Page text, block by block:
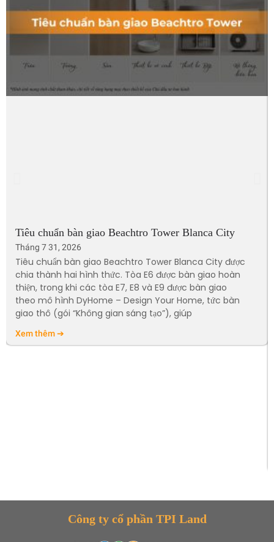
Tiêu chuẩn bàn giao Beachtro Tower Blanca City
Tháng 7 31, 2026
Tiêu chuẩn bàn giao Beachtro Tower Blanca City được
chia thành hai hình thức. Tòa E6 được bàn giao hoàn
thiện, trong khi các tòa E7, E8 và E9 được bàn giao
theo mô hình DyHome – Design Your Home, tức bàn
giao thô (gói “Không gian sáng tạo”), giúp
Xem thêm ➔
Công ty cổ phần TPI Land